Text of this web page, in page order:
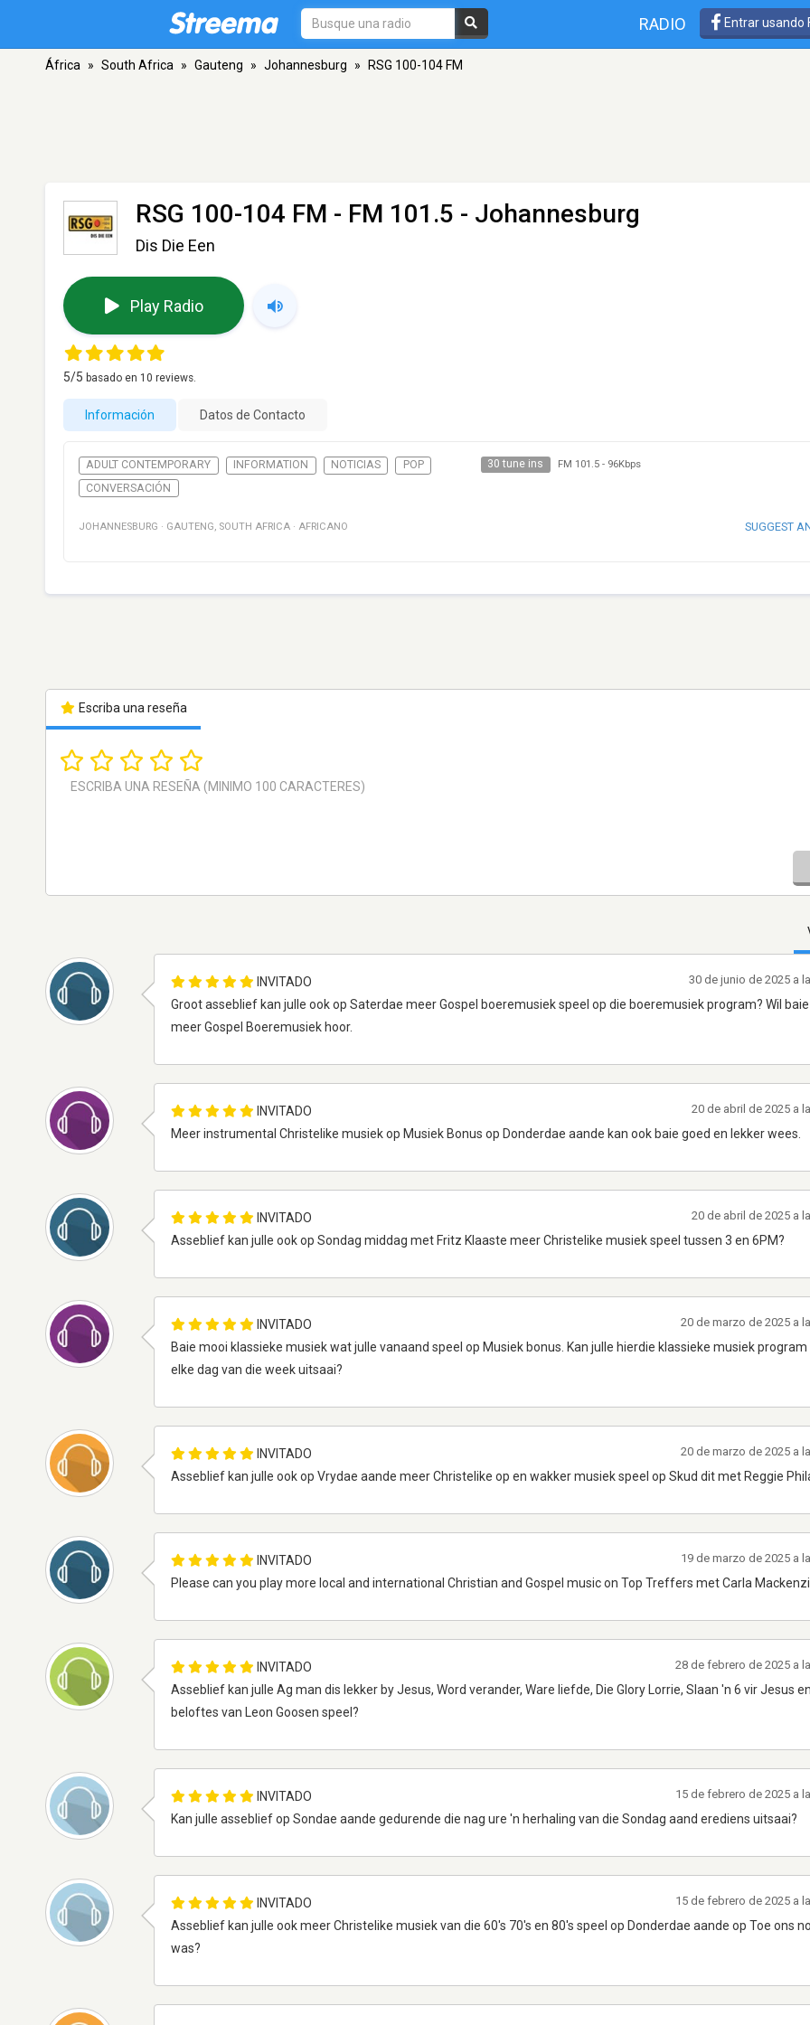
RADIO Entrar usando
África » South Africa » Gauteng » Johannesburg » RSG 100-104 FM
RSG 100-104 FM - FM 101.5 - Johannesburg
Dis Die Een
Play Radio
5/5 basado en 10 reviews.
Información Datos de Contacto
ADULT CONTEMPORARY INFORMATION NOTICIAS
POP
CONVERSACIÓN
30 tune ins FM 101.5- 96Kbps
JOHANNESBURG · GAUTENG, SOUTH AFRICA · AFRICANO SUGGEST
Escriba una reseña
INVITADO
Groot asseblief kan julle ook op Saterdae meer Gospel boeremusiek speel op die boeremusiek program? Wil
meer Gospel Boeremusiek hoor.
30 de junio de 2025 a
INVITADO
Meer instrumental Christelike musiek op Musiek Bonus op Donderdae aande kan ook baie goed en lekker wees.
20 de abril de 2025 a
INVITADO
Asseblief kan julle ook op Sondag middag met Fritz Klaaste meer Christelike musiek speel tussen 3 en 6PM?
20 de abril de 2025 a
INVITADO
Baie mooi klassieke musiek wat julle vanaand speel op Musiek bonus. Kan julle hierdie klassieke musiek
elke dag van die week uitsaai?
20 de marzo de 2025 a
INVITADO
Asseblief kan julle ook op Vrydae aande meer Christelike op en wakker musiek speel op Skud dit met Reggie
20 de marzo de 2025 a
INVITADO
Please can you play more local and international Christian and Gospel music on Top Treffers met Carla
19 de marzo de 2025 a
INVITADO
Asseblief kan julle Ag man dis lekker by Jesus, Word verander, Ware liefde, Die Glory Lorrie, Slaan 'n 6 vir Jesus
beloftes van Leon Goosen speel?
28 de febrero de 2025 a
INVITADO
Kan julle asseblief op Sondae aande gedurende die nag ure 'n herhaling van die Sondag aand erediens uitsaai?
15 de febrero de 2025 a
INVITADO
Asseblief kan julle ook meer Christelike musiek van die 60's 70's en 80's speel op Donderdae aande op Toe ons
was?
15 de febrero de 2025 a